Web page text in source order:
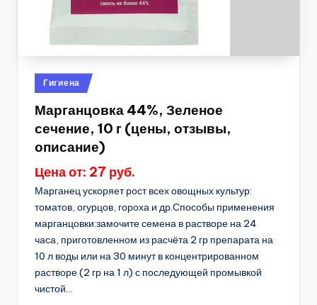
Опубликовано
в
Гигиена
Марганцовка 44%, Зеленое
сечение, 10 г (цены, отзывы,
описание)
Цена от: 27 руб.
Марганец ускоряет рост всех овощных культур:
томатов, огурцов, гороха и др.Способы применения
марганцовки:замочите семена в растворе на 24
часа, приготовленном из расчёта 2 гр препарата на
10 л воды или на 30 минут в концентрированном
растворе (2 гр на 1 л) с последующей промывкой
чистой...